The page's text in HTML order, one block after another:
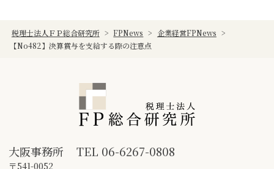
税理士法人ＦＰ総合研究所 > FPNews > 企業経営FPNews >
【No482】決算賞与を支給する際の注意点
大阪事務所 TEL 06-6267-0808
〒541-0052